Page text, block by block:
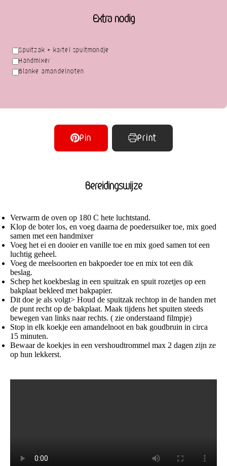
Extra nodig
Spuitzak + kartel spuitmondje
Handmixer
Blanke amandelnoten
Pin Print
Bereidingswijze
Verwarm de oven op 180 C hete luchtstand.
Klop de boter los, en voeg daarna de poedersuiker toe, mix goed
samen met een handmixer
Voeg het ei en dooier en vanille toe en mix goed samen tot een
luchtig geheel.
Voeg de meelsoorten en bakpoeder toe en mix tot een dik
beslag.
Schep het koekbeslag in een spuitzak en spuit rozetjes op een
bakplaat bekleed met bakpapier.
Dit doe je als volgt> Houd de spuitzak rechtop in de handen met
de punt recht op de bakplaat. Maak tijdens het spuiten steeds
bewegen van links naar rechts. ( zie onderstaand filmpje)
Stop in elk koekje een amandelnoot en bak goudbruin in circa
15 minuten.
Bewaar de koekjes in een vershoudtrommel max 2 dagen zijn ze
op hun lekkerst.